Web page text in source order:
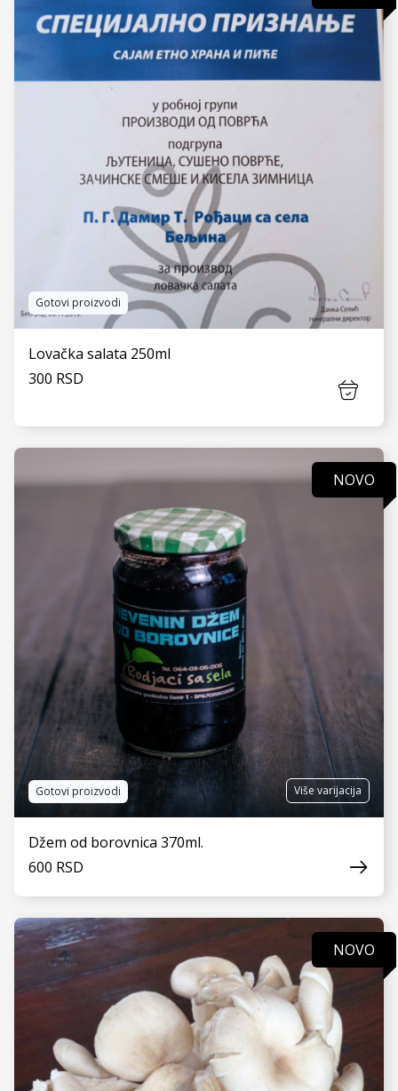
VIDI JOŠ
VIDI JOŠ
Gotovi proizvodi
Lovačka salata 250ml
300 RSD
NOVO
VIDI JOŠ
Gotovi proizvodi Više varijacija
Džem od borovnica 370ml.
600 RSD
NOVO